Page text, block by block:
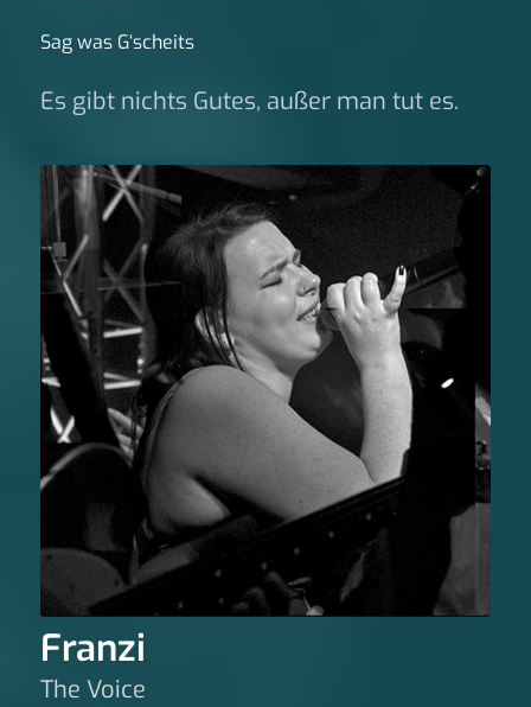
Sag was G‘scheits
Es gibt nichts Gutes, außer man tut es.
Franzi
The Voice